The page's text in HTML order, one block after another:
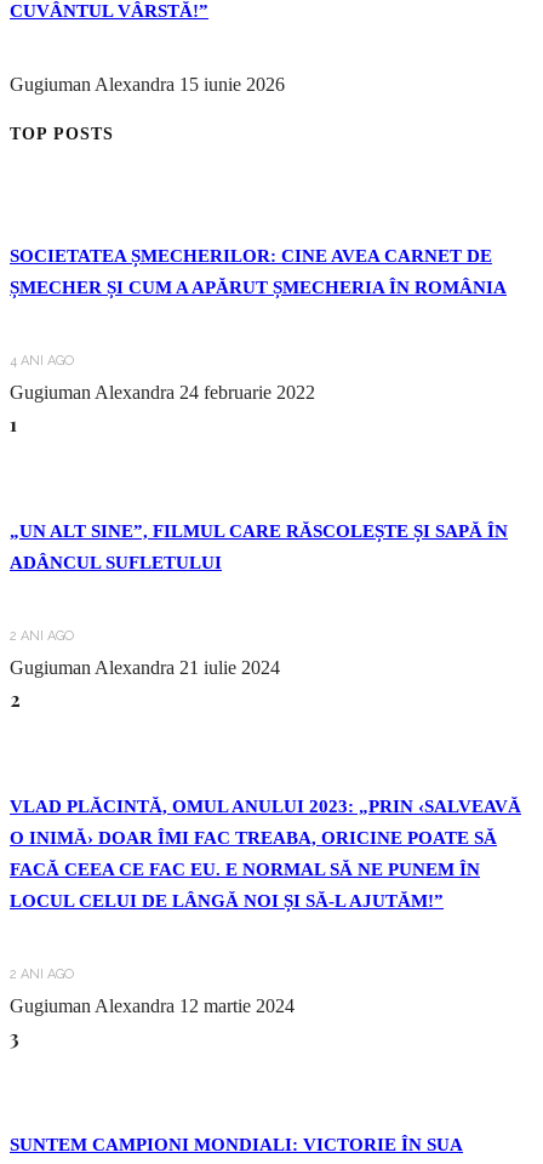
CUVÂNTUL VÂRSTĂ!”
Gugiuman Alexandra 15 iunie 2026
TOP POSTS
SOCIETATEA ȘMECHERILOR: CINE AVEA CARNET DE
ȘMECHER ȘI CUM A APĂRUT ȘMECHERIA ÎN ROMÂNIA
4 ANI AGO
Gugiuman Alexandra 24 februarie 2022
1
„UN ALT SINE”, FILMUL CARE RĂSCOLEȘTE ȘI SAPĂ ÎN
ADÂNCUL SUFLETULUI
2 ANI AGO
Gugiuman Alexandra 21 iulie 2024
2
VLAD PLĂCINTĂ, OMUL ANULUI 2023: „PRIN ‹SALVEAVĂ
O INIMĂ› DOAR ÎMI FAC TREABA, ORICINE POATE SĂ
FACĂ CEEA CE FAC EU. E NORMAL SĂ NE PUNEM ÎN
LOCUL CELUI DE LÂNGĂ NOI ȘI SĂ-L AJUTĂM!”
2 ANI AGO
Gugiuman Alexandra 12 martie 2024
3
SUNTEM CAMPIONI MONDIALI: VICTORIE ÎN SUA